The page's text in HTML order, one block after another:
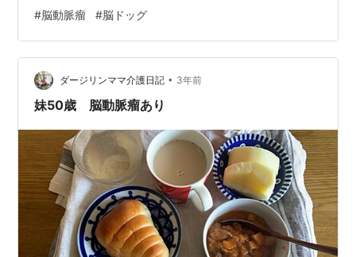
二子玉川の高島屋2Fのハーブスでコーヒー。 やっぱ緑茶
のが好きだな私。 もったいないから全部飲んだけど。 ケ
ーキのテイクアウトはいつも行列です。 バナナクリーム
パイをお土産に買いました。 この時は…のん気でした。
1週間後、ラインに届いた私の検査結果。 「精密検査を受
#脳動脈瘤 #脳ドッグ
ダージリンママ介護日記 • 3年前
妹50歳 脳動脈瘤あり